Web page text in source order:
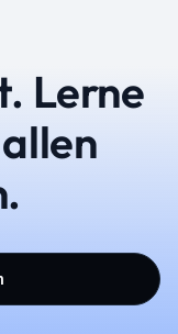
Lerne